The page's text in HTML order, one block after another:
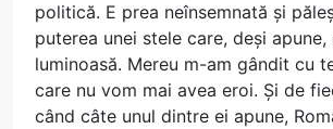
politică. E prea neînsemnată și
puterea unei stele care, deși
luminoasă. Mereu m-am gândit cu
care nu vom mai avea eroi. Și de
când câte unul dintre ei apune,